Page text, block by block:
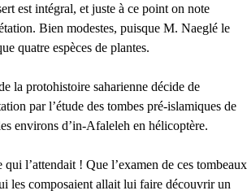
est intégral, et juste à ce point on note
Bien modestes, puisque M. Naeglé le
quatre espèces de plantes.
la protohistoire saharienne décide de
par l’étude des tombes pré-islamiques de
environs d’in-Afaleleh en hélicoptère.
l’attendait ! Que l’examen de ces tombeaux
les composaient allait lui faire découvrir un